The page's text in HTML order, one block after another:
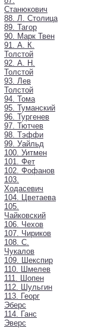
Станюкович
88. Л. Столица
89. Тагор
90. Марк Твен
91. А. К.
Толстой
92. А. Н.
Толстой
93. Лев
Толстой
94. Тома
95. Туманский
96. Тургенев
97. Тютчев
98. Тэффи
99. Уайльд
100. Уитмен
101. Фет
102. Фофанов
103.
Ходасевич
104. Цветаева
105.
Чайковский
106. Чехов
107. Чириков
108. С.
Чукалов
109. Шекспир
110. Шмелев
111. Шопен
112. Шульгин
113. Георг
Эберс
114. Ганс
Эверс